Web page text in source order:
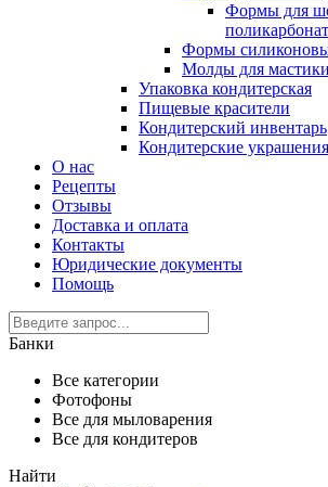
Формы для
Формы
Молды для мастики
Упаковка кондитерская
Пищевые красители
Кондитерский инвентарь
Кондитерские украшения
О нас
Рецепты
Отзывы
Доставка и оплата
Контакты
Юридические документы
Помощь
Банки
Все категории
Фотофоны
Все для мыловарения
Все для кондитеров
Найти